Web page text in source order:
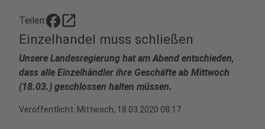
Teilen: open_in_new
Einzelhandel muss schließen
Unsere Landesregierung hat am Abend entschieden,
dass alle Einzelhändler ihre Geschäfte ab Mittwoch
(18.03.) geschlossen halten müssen.
Veröffentlicht: Mittwoch, 18.03.2020 08:17